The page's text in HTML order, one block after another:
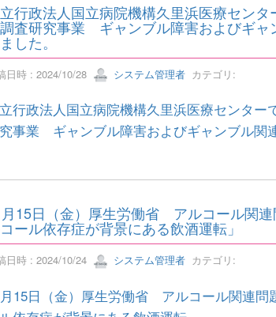
行政法人国立病院機構久里浜医療セン
査研究事業 ギャンブル障害およびギャ
した。
日時 : 2024/10/28 システム管理者カテゴリ:
行政法人国立病院機構久里浜医療センタ
事業 ギャンブル障害およびギャンブル関
15日（金）厚生労働省 アルコール関
ール依存症が背景にある飲酒運転」
日時 : 2024/10/24 システム管理者カテゴリ:
15日（金）厚生労働省 アルコール関連